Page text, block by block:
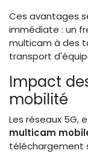
Ces avantages
immédiate : un
multicam à des
transport
Impact
mobilité
Les réseaux 5G,
multicam
téléchargement